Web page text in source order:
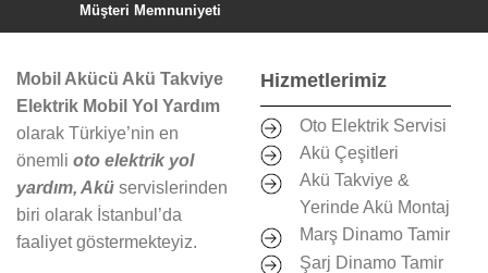
Müşteri Memnuniyeti
Mobil Akücü Akü Takviye
Elektrik Mobil Yol Yardım
olarak Türkiye’nin en
önemli oto elektrik yol
yardım, Akü servislerinden
biri olarak İstanbul’da
faaliyet göstermekteyiz.
Hizmetlerimiz
Oto Elektrik Servisi
Akü Çeşitleri
Akü Takviye &
Yerinde Akü Montaj
Marş Dinamo Tamir
Şarj Dinamo Tamir